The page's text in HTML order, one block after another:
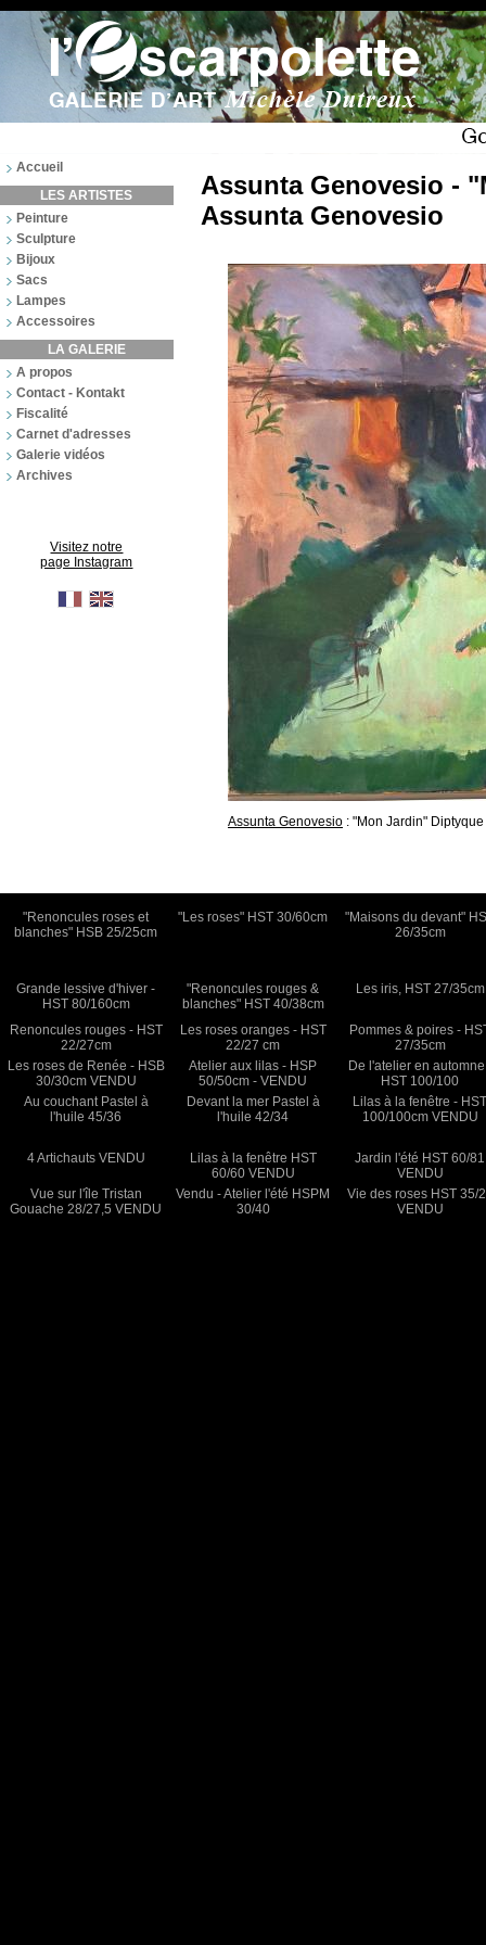
Accueil
LES ARTISTES
Peinture
Sculpture
Bijoux
Sacs
Lampes
Accessoires
LA GALERIE
A propos
Contact - Kontakt
Fiscalité
Carnet d'adresses
Galerie vidéos
Archives
Visitez notre
page Instagram
Assunta Genovesio -
Assunta Genovesio
Assunta Genovesio : "Mon Jardin"
"Renoncules roses et
blanches" HSB 25/25cm
"Les roses" HST 30/60cm
"Maisons du devant"
26/35cm
Grande lessive d'hiver -
HST 80/160cm
"Renoncules rouges &
blanches" HST 40/38cm
Les iris, HST 27/35cm
Renoncules rouges - HST
22/27cm
Les roses oranges - HST
22/27 cm
Pommes & poires -
27/35cm
Les roses de Renée - HSB
30/30cm VENDU
Atelier aux lilas - HSP
50/50cm - VENDU
De l'atelier en
HST 100/100
Au couchant Pastel à
l'huile 45/36
Devant la mer Pastel à
l'huile 42/34
Lilas à la fenêtre -
100/100cm VENDU
4 Artichauts VENDU
Lilas à la fenêtre HST
60/60 VENDU
Jardin l'été HST 60/81
VENDU
Vue sur l'île Tristan
Gouache 28/27,5 VENDU
Vendu - Atelier l'été HSPM
30/40
Vie des roses HST 35/
VENDU